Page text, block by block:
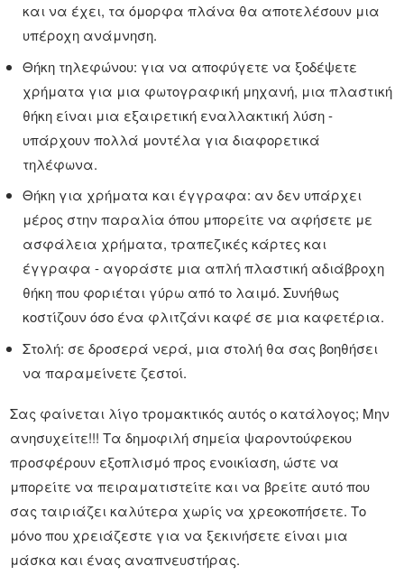
και να έχει, τα όμορφα πλάνα θα αποτελέσουν μια
υπέροχη ανάμνηση.
Θήκη τηλεφώνου: για να αποφύγετε να ξοδέψετε
χρήματα για μια φωτογραφική μηχανή, μια πλαστική
θήκη είναι μια εξαιρετική εναλλακτική λύση -
υπάρχουν πολλά μοντέλα για διαφορετικά
τηλέφωνα.
Θήκη για χρήματα και έγγραφα: αν δεν υπάρχει
μέρος στην παραλία όπου μπορείτε να αφήσετε με
ασφάλεια χρήματα, τραπεζικές κάρτες και
έγγραφα - αγοράστε μια απλή πλαστική αδιάβροχη
θήκη που φοριέται γύρω από το λαιμό. Συνήθως
κοστίζουν όσο ένα φλιτζάνι καφέ σε μια καφετέρια.
Στολή: σε δροσερά νερά, μια στολή θα σας βοηθήσει
να παραμείνετε ζεστοί.
Σας φαίνεται λίγο τρομακτικός αυτός ο κατάλογος; Μην
ανησυχείτε!!! Τα δημοφιλή σημεία ψαροντούφεκου
προσφέρουν εξοπλισμό προς ενοικίαση, ώστε να
μπορείτε να πειραματιστείτε και να βρείτε αυτό που
σας ταιριάζει καλύτερα χωρίς να χρεοκοπήσετε. Το
μόνο που χρειάζεστε για να ξεκινήσετε είναι μια
μάσκα και ένας αναπνευστήρας.